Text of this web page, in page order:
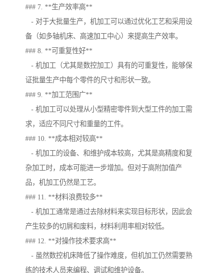
### 7. **生产效率高**
- 对于大批量生产，机加工可以通过优化工艺和采用设
备（如多轴机床、高速加工中心）来提高生产效率。
### 8. **可重复性好**
- 机加工（尤其是数控加工）具有的可重复性，能够保
证批量生产中每个零件的尺寸和形状一致。
### 9. **加工范围广**
- 机加工可以处理从小型精密零件到大型工件的加工需
求，适应不同尺寸和重量的工件。
### 10. **成本相对较高**
- 机加工的设备、和维护成本较高，尤其是高精度和复
杂加工时，成本可能进一步增加。但对于高附加值产
品，机加工仍然是工艺。
### 11. **材料浪费较多**
- 机加工通常是通过去除材料来实现目标形状，因此会
产生较多的切屑和废料，材料利用率相对较低。
### 12. **对操作技术要求高**
- 虽然数控机床降低了操作难度，但机加工仍然需要熟
练的技术人员来编程、调试和维护设备。